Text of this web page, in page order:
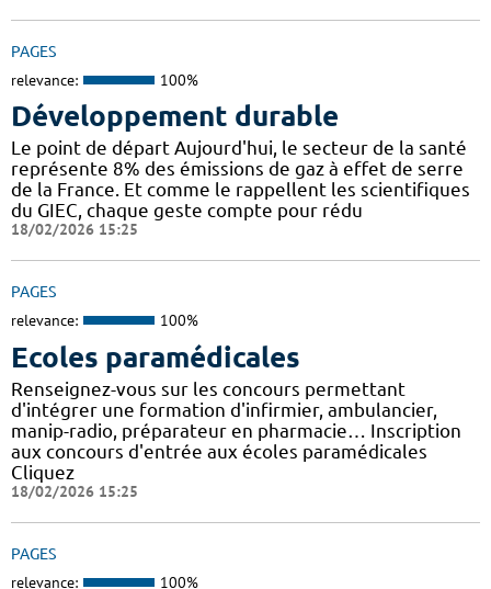
PAGES
relevance: 100%
Développement durable
Le point de départ Aujourd'hui, le secteur de la santé
représente 8% des émissions de gaz à effet de serre
de la France. Et comme le rappellent les scientifiques
du GIEC, chaque geste compte pour rédu
18/02/2026 15:25
PAGES
relevance: 100%
Ecoles paramédicales
Renseignez-vous sur les concours permettant
d'intégrer une formation d'infirmier, ambulancier,
manip-radio, préparateur en pharmacie… Inscription
aux concours d'entrée aux écoles paramédicales
Cliquez
18/02/2026 15:25
PAGES
relevance: 100%